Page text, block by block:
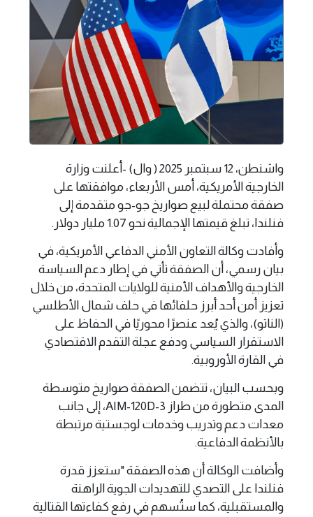
واشنطن، 12 سبتمبر 2025 ( وال) -أعلنت وزارة
الخارجية الأمريكية، أمس الأربعاء، موافقتها على
صفقة محتملة لبيع صواريخ جو-جو متقدمة إلى
فنلندا، تبلغ قيمتها الإجمالية نحو 1.07 مليار دولار.
وأفادت وكالة التعاون الأمني الدفاعي الأمريكية، في
بيان رسمي، أن الصفقة تأتي في إطار دعم السياسة
الخارجية والأهداف الأمنية للولايات المتحدة، من خلال
تعزيز أمن أحد أبرز حلفائها في حلف شمال الأطلسي
(الناتو)، والذي يُعد عنصرًا محوريًا في الحفاظ على
الاستقرار السياسي ودفع عجلة التقدم الاقتصادي
في القارة الأوروبية.
وبحسب البيان، تتضمن الصفقة صواريخ متوسطة
المدى متطورة من طراز AIM-120D-3، إلى جانب
معدات دعم وتدريب وخدمات لوجستية مرتبطة
بالأنظمة الدفاعية.
وأضافت الوكالة أن هذه الصفقة "ستعزز قدرة
فنلندا على التصدي للتهديدات الجوية الراهنة
والمستقبلية، كما ستُسهم في رفع كفاءتها القتالية